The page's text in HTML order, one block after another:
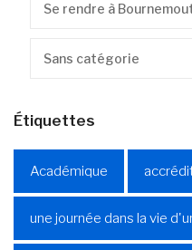
Se rendre à
Sans catégorie
Étiquettes
Académique
une journée dans la vie